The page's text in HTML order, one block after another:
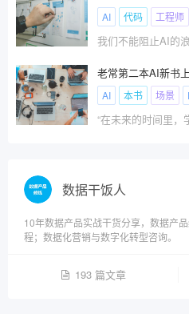
AI 代码 工程师
AI 本书 场景
数据干饭人
10年数据产品实战干货分享，数据产
程；数据化营销与数字化转型咨询。
193 篇文章